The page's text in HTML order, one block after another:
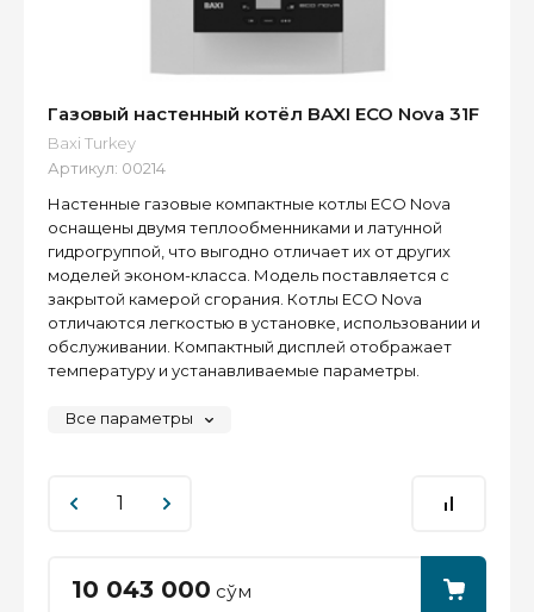
Газовый настенный котёл BAXI ECO Nova 31F
Baxi Turkey
Артикул: 00214
Настенные газовые компактные котлы ECO Nova
оснащены двумя теплообменниками и латунной
гидрогруппой, что выгодно отличает их от других
моделей эконом-класса. Модель поставляется с
закрытой камерой сгорания. Котлы ECO Nova
отличаются легкостью в установке, использовании и
обслуживании. Компактный дисплей отображает
температуру и устанавливаемые параметры.
Все параметры
10 043 000 сўм